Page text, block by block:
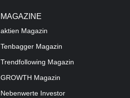
MAGAZINE
aktien Magazin
Tenbagger Magazin
Trendfollowing Magazin
GROWTH Magazin
Nebenwerte Investor